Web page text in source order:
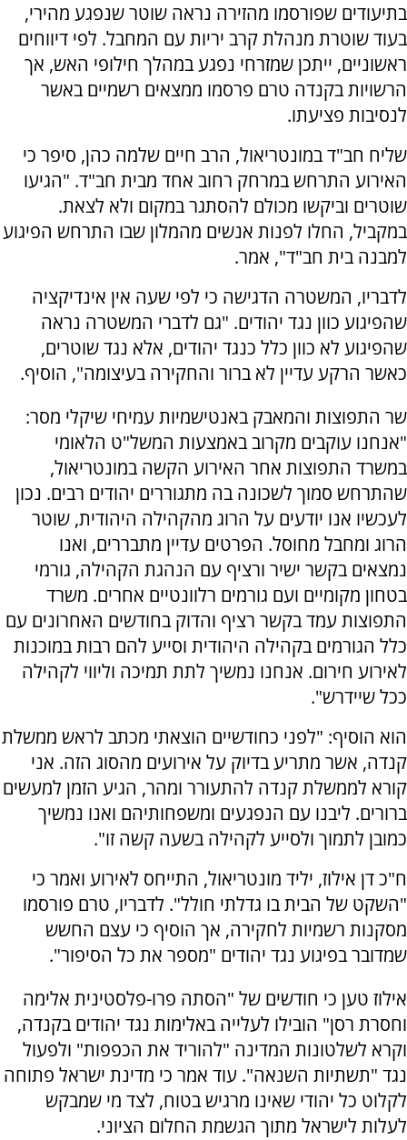
בתיעודים שפורסמו מהזירה נראה שוטר שנפגע מהירי,
בעוד שוטרת מנהלת קרב יריות עם המחבל. לפי דיווחים
ראשוניים, ייתכן שמזרחי נפגע במהלך חילופי האש, אך
הרשויות בקנדה טרם פרסמו ממצאים רשמיים באשר
לנסיבות פציעתו.
שליח חב"ד במונטריאול, הרב חיים שלמה כהן, סיפר כי
האירוע התרחש במרחק רחוב אחד מבית חב"ד. "הגיעו
שוטרים וביקשו מכולם להסתגר במקום ולא לצאת.
במקביל, החלו לפנות אנשים מהמלון שבו התרחש הפיגוע
למבנה בית חב"ד", אמר.
לדבריו, המשטרה הדגישה כי לפי שעה אין אינדיקציה
שהפיגוע כוון נגד יהודים. "גם לדברי המשטרה נראה
שהפיגוע לא כוון כלל כנגד יהודים, אלא נגד שוטרים,
כאשר הרקע עדיין לא ברור והחקירה בעיצומה", הוסיף.
שר התפוצות והמאבק באנטישמיות עמיחי שיקלי מסר:
"אנחנו עוקבים מקרוב באמצעות המשל"ט הלאומי
במשרד התפוצות אחר האירוע הקשה במונטריאול,
שהתרחש סמוך לשכונה בה מתגוררים יהודים רבים. נכון
לעכשיו אנו יודעים על הרוג מהקהילה היהודית, שוטר
הרוג ומחבל מחוסל. הפרטים עדיין מתבררים, ואנו
נמצאים בקשר ישיר ורציף עם הנהגת הקהילה, גורמי
בטחון מקומיים ועם גורמים רלוונטיים אחרים. משרד
התפוצות עמד בקשר רציף והדוק בחודשים האחרונים עם
כלל הגורמים בקהילה היהודית וסייע להם רבות במוכנות
לאירוע חירום. אנחנו נמשיך לתת תמיכה וליווי לקהילה
ככל שיידרש".
הוא הוסיף: "לפני כחודשיים הוצאתי מכתב לראש ממשלת
קנדה, אשר מתריע בדיוק על אירועים מהסוג הזה. אני
קורא לממשלת קנדה להתעורר ומהר, הגיע הזמן למעשים
ברורים. ליבנו עם הנפגעים ומשפחותיהם ואנו נמשיך
כמובן לתמוך ולסייע לקהילה בשעה קשה זו".
ח"כ דן אילוז, יליד מונטריאול, התייחס לאירוע ואמר כי
"השקט של הבית בו גדלתי חולל". לדבריו, טרם פורסמו
מסקנות רשמיות לחקירה, אך הוסיף כי עצם החשש
שמדובר בפיגוע נגד יהודים "מספר את כל הסיפור".
אילוז טען כי חודשים של "הסתה פרו-פלסטינית אלימה
וחסרת רסן" הובילו לעלייה באלימות נגד יהודים בקנדה,
וקרא לשלטונות המדינה "להוריד את הכפפות" ולפעול
נגד "תשתיות השנאה". עוד אמר כי מדינת ישראל פתוחה
לקלוט כל יהודי שאינו מרגיש בטוח, לצד מי שמבקש
לעלות לישראל מתוך הגשמת החלום הציוני.